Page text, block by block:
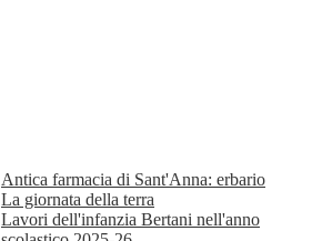
Antica farmacia di Sant'Anna: erbario
La giornata della terra
Lavori dell'infanzia Bertani nell'anno